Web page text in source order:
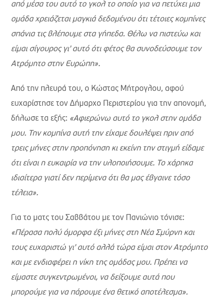
από μέσα του αυτό το γκολ το οποίο για να πετύχει μια
ομάδα χρειάζεται μαγκιά δεδομένου ότι τέτοιες κομπίνες
σπάνια τις βλέπουμε στα γήπεδα. Θέλω να πιστεύω και
είμαι σίγουρος γι' αυτό ότι φέτος θα συνοδεύσουμε τον
Ατρόμητο στην Ευρώπη».
Από την πλευρά του, ο Κώστας Μήτρογλου, αφού
ευχαρίστησε τον Δήμαρχο Περιστερίου για την απονομή,
δήλωσε τα εξής: «Αφιερώνω αυτό το γκολ στην ομάδα
μου. Την κομπίνα αυτή την είχαμε δουλέψει πριν από
τρεις μήνες στην προπόνηση κι εκείνη την στιγμή είδαμε
ότι είναι η ευκαιρία να την υλοποιήσουμε. Το χάρηκα
ιδιαίτερα γιατί δεν περίμενα ότι θα μας έβγαινε τόσο
τέλεια».
Για το ματς του Σαββάτου με τον Πανιώνιο τόνισε:
«Πέρασα πολύ όμορφα έξι μήνες στη Νέα Σμύρνη και
τους ευχαριστώ γι' αυτό αλλά τώρα είμαι στον Ατρόμητο
και με ενδιαφέρει η νίκη της ομάδας μου. Πρέπει να
είμαστε συγκεντρωμένοι, να δείξουμε αυτά που
μπορούμε για να πάρουμε ένα θετικό αποτέλεσμα».